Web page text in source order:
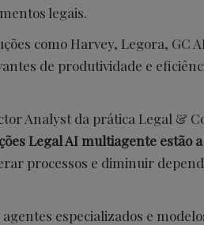
legais.
como Harvey, Legora, GC
de produtividade e
Analyst da prática Legal &
Legal AI multiagente estão
processos e diminuir
especializados e